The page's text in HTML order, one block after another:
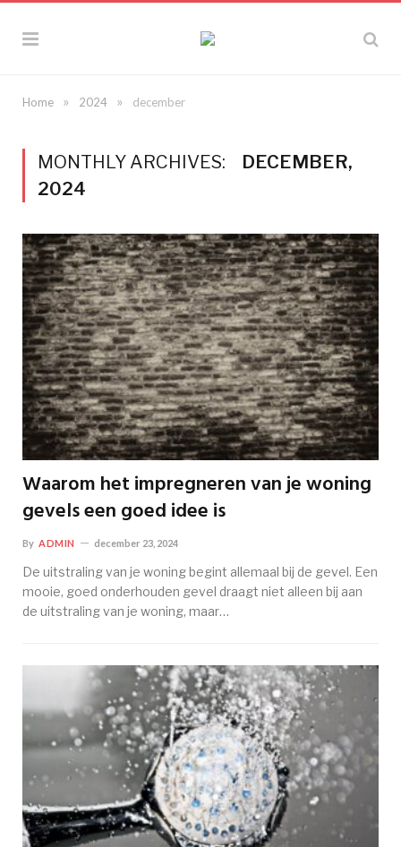
Home » 2024 » december
MONTHLY ARCHIVES:
DECEMBER,
2024
Waarom het impregneren van je woning
gevels een goed idee is
By ADMIN december 23, 2024
De uitstraling van je woning begint allemaal bij de gevel. Een
mooie, goed onderhouden gevel draagt niet alleen bij aan
de uitstraling van je woning, maar…